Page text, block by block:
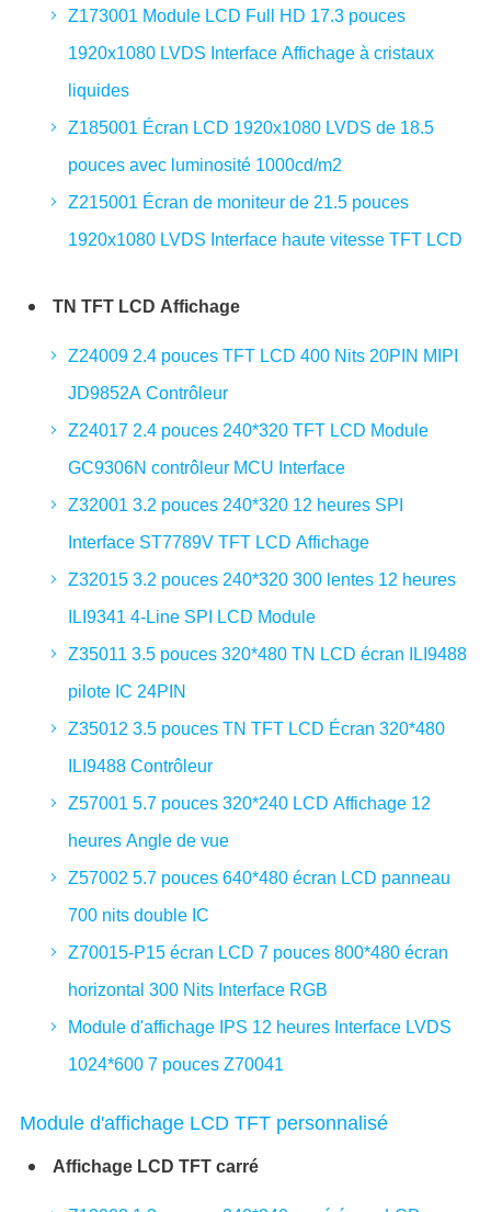
Z173001 Module LCD Full HD 17.3 pouces
1920x1080 LVDS Interface Affichage à cristaux
liquides
Z185001 Écran LCD 1920x1080 LVDS de 18.5
pouces avec luminosité 1000cd/m2
Z215001 Écran de moniteur de 21.5 pouces
1920x1080 LVDS Interface haute vitesse TFT LCD
TN TFT LCD Affichage
Z24009 2.4 pouces TFT LCD 400 Nits 20PIN MIPI
JD9852A Contrôleur
Z24017 2.4 pouces 240*320 TFT LCD Module
GC9306N contrôleur MCU Interface
Z32001 3.2 pouces 240*320 12 heures SPI
Interface ST7789V TFT LCD Affichage
Z32015 3.2 pouces 240*320 300 lentes 12 heures
ILI9341 4-Line SPI LCD Module
Z35011 3.5 pouces 320*480 TN LCD écran ILI9488
pilote IC 24PIN
Z35012 3.5 pouces TN TFT LCD Écran 320*480
ILI9488 Contrôleur
Z57001 5.7 pouces 320*240 LCD Affichage 12
heures Angle de vue
Z57002 5.7 pouces 640*480 écran LCD panneau
700 nits double IC
Z70015-P15 écran LCD 7 pouces 800*480 écran
horizontal 300 Nits Interface RGB
Module d'affichage IPS 12 heures Interface LVDS
1024*600 7 pouces Z70041
Module d'affichage LCD TFT personnalisé
Affichage LCD TFT carré